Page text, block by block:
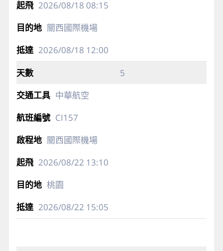
2026/08/18 08:15
關西國際機場
2026/08/18 12:00
5
中華航空
CI157
關西國際機場
2026/08/22 13:10
桃園
2026/08/22 15:05